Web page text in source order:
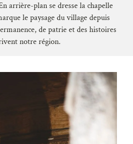
arrière-plan se dresse la chapelle
le paysage du village depuis
de patrie et des histoires
notre région.